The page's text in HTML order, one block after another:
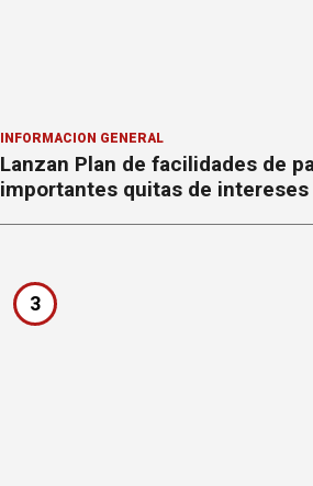
INFORMACION GENERAL
Lanzan Plan de facilidades de
importantes quitas de intereses
3